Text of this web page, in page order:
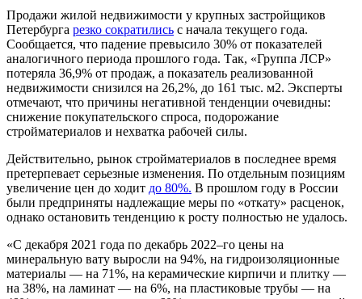
Продажи жилой недвижимости у крупных застройщиков
Петербурга резко сократились с начала текущего года.
Сообщается, что падение превысило 30% от показателей
аналогичного периода прошлого года. Так, «Группа ЛСР»
потеряла 36,9% от продаж, а показатель реализованной
недвижимости снизился на 26,2%, до 161 тыс. м2. Эксперты
отмечают, что причины негативной тенденции очевидны:
снижение покупательского спроса, подорожание
стройматериалов и нехватка рабочей силы.
Действительно, рынок стройматериалов в последнее время
претерпевает серьезные изменения. По отдельным позициям
увеличение цен до ходит до 80%. В прошлом году в России
были предприняты надлежащие меры по «откату» расценок,
однако остановить тенденцию к росту полностью не удалось.
«С декабря 2021 года по декабрь 2022–го цены на
минеральную вату выросли на 94%, на гидроизоляционные
материалы — на 71%, на керамические кирпичи и плитку —
на 38%, на ламинат — на 6%, на пластиковые трубы — на